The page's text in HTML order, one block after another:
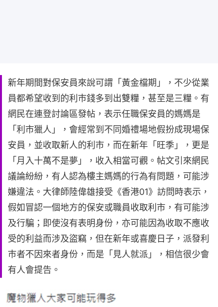
新年期間對保安員來說可謂「黃金檔期」，不少從業
員都希望收到的利巿錢多到出雙糧，甚至是三糧。有
網民在連登討論區發帖，表示任職保安員的媽媽是
「利市獵人」，會經常到不同婚禮場地假扮成現場保
安員，並收取新人的利市，而在新年「旺季」，更是
「月入十萬不是夢」，收入相當可觀。帖文引來網民
議論紛紛，有人認為樓主媽媽的行為有問題，可能涉
嫌違法。大律師陸偉雄接受《香港01》訪問時表示，
假如冒認一個地方的保安或職員收取利市，有可能涉
及行騙；即使沒有表明身份，亦可能因為收取不應收
受的利益而涉及盜竊，但在新年或喜慶日子，派發利
巿者不因來者身份，而是「見人就派」，相信很少會
有人會提告。